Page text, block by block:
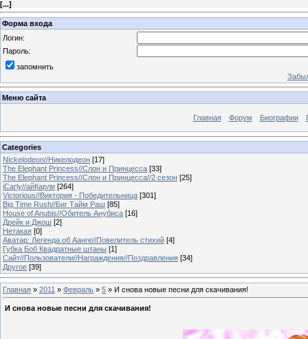
[...]
Форма входа
Логин:
Пароль:
запомнить
Меню сайта
Главная Форум Биографии
Categories
Nickelodeon//Никелодеон [17]
The Elephant Princess//Слон и Принцесса [33]
The Elephant Princess//Слон и Принцесса//2 сезон [25]
iCarly//айКарли [264]
Victorious//Виктория - Победительница [301]
Big Time Rush//Биг Тайм Раш [85]
House of Anubis//Обитель Анубиса [16]
Дрейк и Джош [2]
Нетакая [0]
Аватар: Легенда об Аанге//Повелитель стихий [4]
Губка Боб Квадратные штаны [1]
Сайт//Пользователи//Награждения//Поздравления [34]
Другое [39]
Главная » 2011 » Февраль » 5 » И снова новые песни для скачивания!
И снова новые песни для скачивания!